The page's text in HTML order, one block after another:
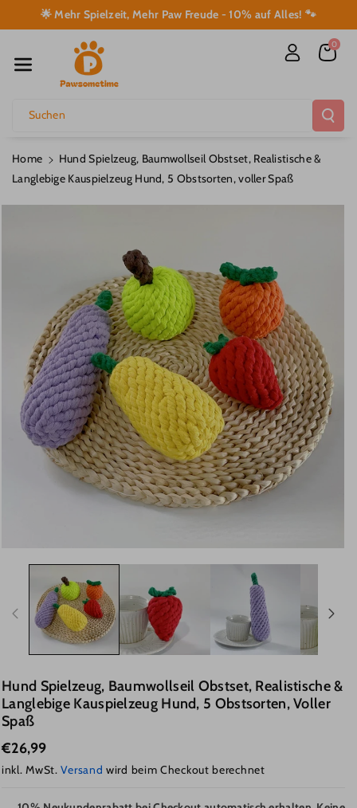
Nhalt
🌟 Mehr Spielzeit, Mehr Paw Freude - 10% auf Alles! 🐾
Suchen
0
Home
Hund Spielzeug, Baumwollseil Obstset, Realistische &
Langlebige Kauspielzeug Hund, 5 Obstsorten, voller Spaß
Hund Spielzeug, Baumwollseil Obstset, Realistische &
Langlebige Kauspielzeug Hund, 5 Obstsorten, Voller
Spaß
€26,99
inkl. MwSt.Versand wird beim Checkout berechnet